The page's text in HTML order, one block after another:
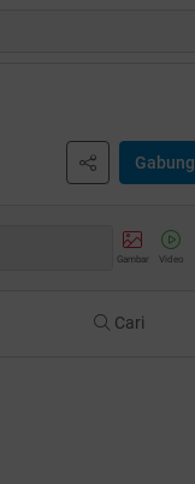
Gabung
Gambar Video
Cari